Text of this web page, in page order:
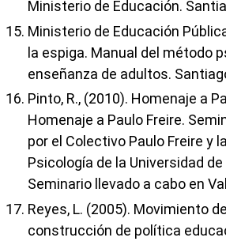
Ministerio de Educación.
Ministerio de Educación
la espiga. Manual del método
enseñanza de adultos.
Pinto, R., (2010). Homenaje a
Homenaje a Paulo Freire.
por el Colectivo Paulo Freire y
Psicología de la Universidad
Seminario llevado a cabo en
Reyes, L. (2005). Movimiento
construcción de política